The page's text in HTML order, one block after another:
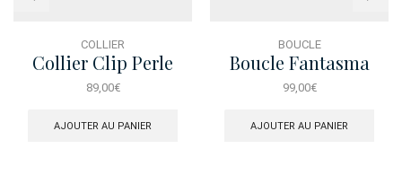
COLLIER
Collier Clip Perle
Brosse
89,00€
AJOUTER AU PANIER
BOUCLE
Boucle Fantasma
Baguette
99,00€
AJOUTER AU PANIER